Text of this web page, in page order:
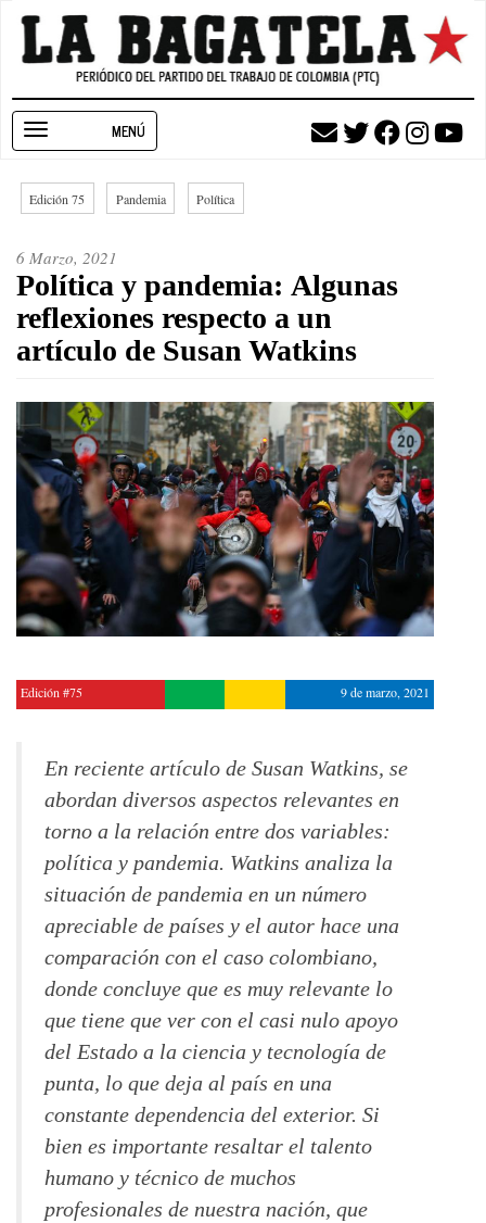
Pasar
contenido
navigation
Edición 75 Pandemia Política
6 Marzo, 2021
Política y pandemia: Algunas
reflexiones respecto a un
artículo de Susan Watkins
Edición #75 9 de marzo, 2021
En reciente artículo de Susan Watkins, se
abordan diversos aspectos relevantes en
torno a la relación entre dos variables:
política y pandemia. Watkins analiza la
situación de pandemia en un número
apreciable de países y el autor hace una
comparación con el caso colombiano,
donde concluye que es muy relevante lo
que tiene que ver con el casi nulo apoyo
del Estado a la ciencia y tecnología de
punta, lo que deja al país en una
constante dependencia del exterior. Si
bien es importante resaltar el talento
humano y técnico de muchos
profesionales de nuestra nación, que